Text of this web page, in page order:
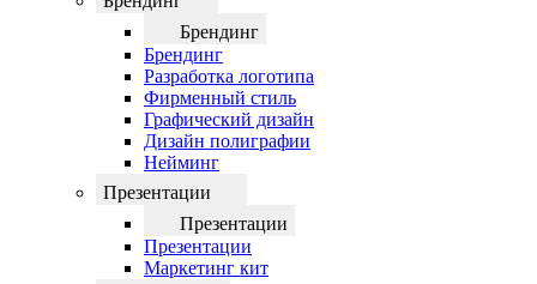
Брендинг
Брендинг
Разработка логотипа
Фирменный стиль
Графический дизайн
Дизайн полиграфии
Нейминг
Презентации
Презентации
Презентации
Маркетинг кит